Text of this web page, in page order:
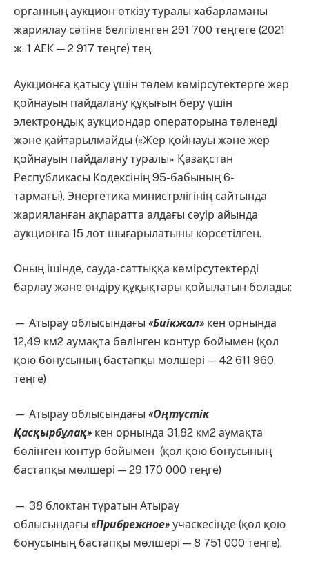
органның аукцион өткізу туралы хабарламаны
жариялау сәтіне белгіленген 291 700 теңгеге (2021
ж. 1 АЕК — 2 917 теңге) тең.
Аукционға қатысу үшін төлем көмірсутектерге жер
қойнауын пайдалану құқығын беру үшін
электрондық аукциондар операторына төленеді
және қайтарылмайды («Жер қойнауы және жер
қойнауын пайдалану туралы» Қазақстан
Республикасы Кодексінің 95-бабының 6-
тармағы). Энергетика министрлігінің сайтында
жарияланған ақпаратта алдағы сәуір айында
аукционға 15 лот шығарылатыны көрсетілген.
Оның ішінде, сауда-саттыққа көмірсутектерді
барлау және өндіру құқықтары қойылатын болады:
— Атырау облысындағы «Биікжал» кен орнында
12,49 км2 аумақта бөлінген контур бойымен (қол
қою бонусының бастапқы мөлшері — 42 611 960
теңге)
— Атырау облысындағы «Оңтүстік
Қасқырбұлақ» кен орнында 31,82 км2 аумақта
бөлінген контур бойымен (қол қою бонусының
бастапқы мөлшері — 29 170 000 теңге)
— 38 блоктан тұратын Атырау
облысындағы «Прибрежное» учаскесінде (қол қою
бонусының бастапқы мөлшері — 8 751 000 теңге).